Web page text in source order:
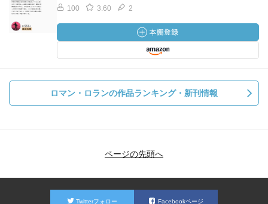
100 3.60 2
ロマン・ロランの作品ランキング・新刊情報
ページの先頭へ
Twitterフォロー Facebookページ